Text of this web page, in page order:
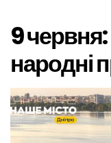
9
народні